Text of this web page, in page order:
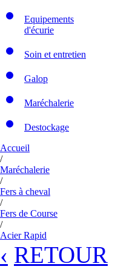
Equipements
d'écurie
Soin et entretien
Galop
Maréchalerie
Destockage
Accueil
/
Maréchalerie
/
Fers à cheval
/
Fers de Course
/
Acier Rapid
‹ RETOUR